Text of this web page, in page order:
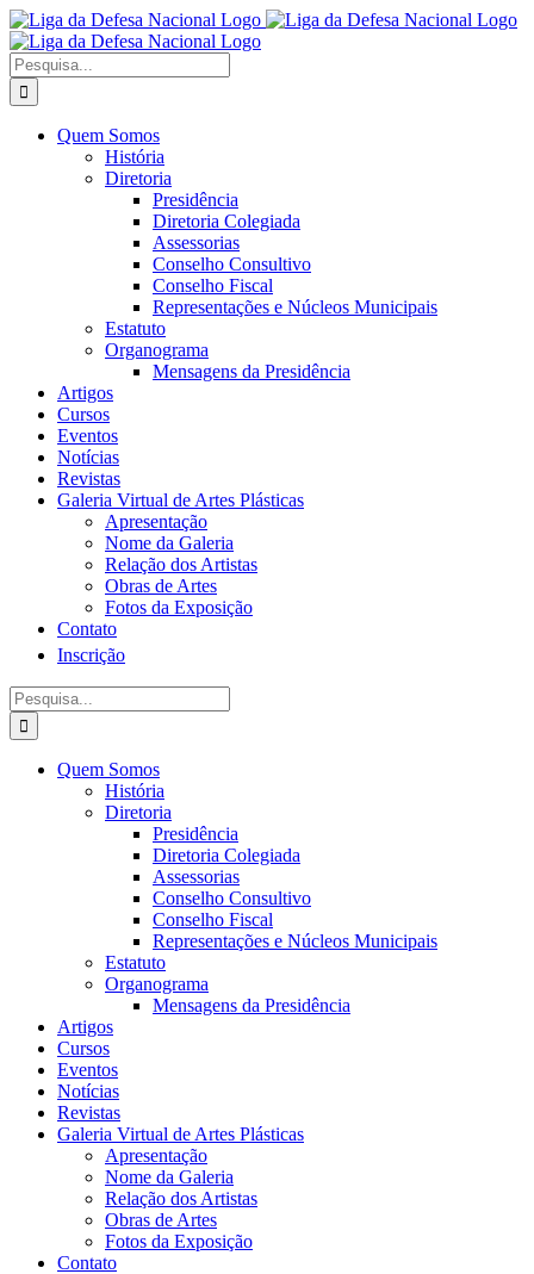
Ir
para
o
conteúdo
Facebook
X
Instagram
Procurar
por:
Quem Somos
História
Diretoria
Presidência
Diretoria Colegiada
Assessorias
Conselho Consultivo
Conselho Fiscal
Representações e Núcleos Municipais
Estatuto
Organograma
Mensagens da Presidência
Artigos
Cursos
Eventos
Notícias
Revistas
Galeria Virtual de Artes Plásticas
Apresentação
Nome da Galeria
Relação dos Artistas
Obras de Artes
Fotos da Exposição
Contato
Inscrição
Procurar
por:
Quem Somos
História
Diretoria
Presidência
Diretoria Colegiada
Assessorias
Conselho Consultivo
Conselho Fiscal
Representações e Núcleos Municipais
Estatuto
Organograma
Mensagens da Presidência
Artigos
Cursos
Eventos
Notícias
Revistas
Galeria Virtual de Artes Plásticas
Apresentação
Nome da Galeria
Relação dos Artistas
Obras de Artes
Fotos da Exposição
Contato